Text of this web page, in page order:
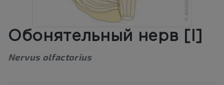
Обонятельный нерв [I]
Nervus olfactorius